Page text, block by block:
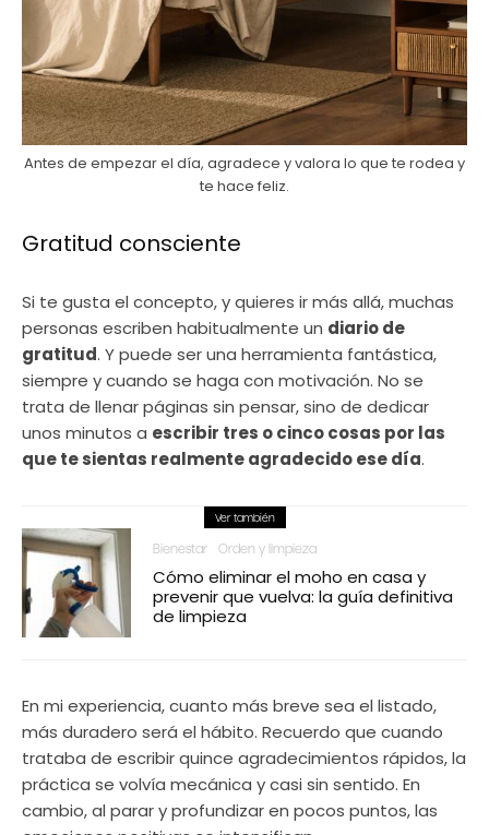
Antes de empezar el día, agradece y valora lo que te rodea y
te hace feliz.
Gratitud consciente
Si te gusta el concepto, y quieres ir más allá, muchas
personas escriben habitualmente un diario de
gratitud. Y puede ser una herramienta fantástica,
siempre y cuando se haga con motivación. No se
trata de llenar páginas sin pensar, sino de dedicar
unos minutos a escribir tres o cinco cosas por las
que te sientas realmente agradecido ese día.
Ver también
Bienestar Orden y limpieza
Cómo eliminar el moho en casa y
prevenir que vuelva: la guía definitiva
de limpieza
En mi experiencia, cuanto más breve sea el listado,
más duradero será el hábito. Recuerdo que cuando
trataba de escribir quince agradecimientos rápidos, la
práctica se volvía mecánica y casi sin sentido. En
cambio, al parar y profundizar en pocos puntos, las